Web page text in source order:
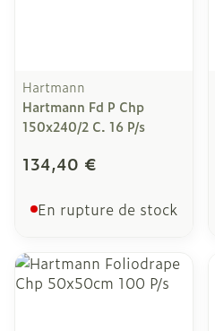
Hartmann
Hartmann Fd P Chp
150x240/2 C. 16 P/s
134,40 €
En rupture de stock